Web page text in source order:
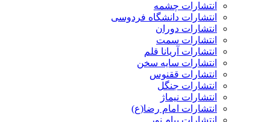
انتشارات چشمه
انتشارات دانشگاه فردوسی
انتشارات دوران
انتشارات سمت
انتشارات آریانا قلم
انتشارات سایه سخن
انتشارات ققنوس
انتشارات جنگل
انتشارات نیماژ
انتشارات امام رضا(ع)
انتشارات پیام نور